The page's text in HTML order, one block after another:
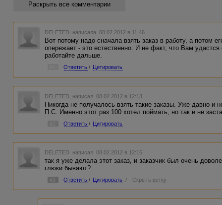
Раскрыть все комментарии
DELETED написала 08.02.2012 в 11:46
Вот потому надо сначала взять заказ в работу, а потом
опережает - это естественно. И не факт, что Вам удастся
работайте дальше.
Ответить / Цитировать
DELETED написал 08.02.2012 в 12:13
Никогда не получалось взять такие заказы. Уже давно и
П.С. Именно этот раз 100 хотел поймать, но так и не
Ответить / Цитировать
DELETED написал 08.02.2012 в 12:15
так я уже делала этот заказ, и заказчик был очень
глюки бывают?
#3 Ответить / Цитировать / Скрыть ветку